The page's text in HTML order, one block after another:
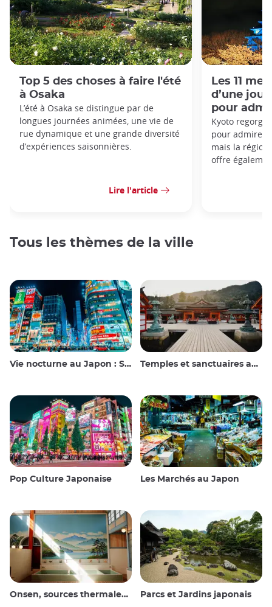
Top 5 des choses à faire l'été
à Osaka
L’été à Osaka se distingue par de
longues journées animées, une vie de
rue dynamique et une grande diversité
d’expériences saisonnières.
Lire l'article
Les 11
d’une
pour
Kyoto
pour admirer
mais la
offre
Tous les thèmes de la ville
Vie nocturne au Japon : Sortir, voir et boire Temples et sanctuaires au Japon
Pop Culture Japonaise Les Marchés au Japon
Onsen, sources thermales et bains publics Parcs et Jardins japonais